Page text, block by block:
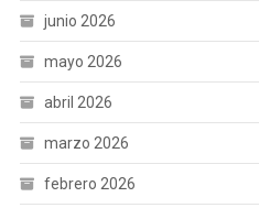
junio 2026
mayo 2026
abril 2026
marzo 2026
febrero 2026